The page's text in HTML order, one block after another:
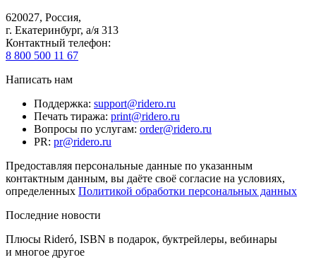
620027, Россия,
г. Екатеринбург, а/я 313
Контактный телефон:
8 800 500 11 67
Написать нам
Поддержка: support@ridero.ru
Печать тиража: print@ridero.ru
Вопросы по услугам: order@ridero.ru
PR: pr@ridero.ru
Предоставляя персональные данные по указанным
контактным данным, вы даёте своё согласие на условиях,
определенных Политикой обработки персональных данных
Последние новости
Плюсы Rideró, ISBN в подарок, буктрейлеры, вебинары
и многое другое